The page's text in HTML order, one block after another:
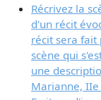
Récrivez la
d'un récit
récit sera fait
scène qui
une
Marianne,